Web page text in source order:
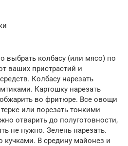
выбрать колбасу (или мясо) по
ваших пристрастий и
Колбасу нарезать
Картошку нарезать
во фритюре. Все овощи
или порезать тонкими
отварить до полуготовности,
не нужно. Зелень нарезать.
В средину майонез и